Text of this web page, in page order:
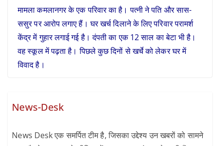
मामला कमलानगर के एक परिवार का है। पत्नी ने पति और सास-
ससुर पर आरोप लगाए हैं। घर खर्च दिलाने के लिए परिवार परामर्श
केंद्र में गुहार लगाई गई है। दंपती का एक 12 साल का बेटा भी है।
वह स्कूल में पढ़ता है। पिछले कुछ दिनों से खर्चे को लेकर घर में
विवाद है।
News-Desk
News Desk एक समर्पित टीम है, जिसका उद्देश्य उन खबरों को सामने